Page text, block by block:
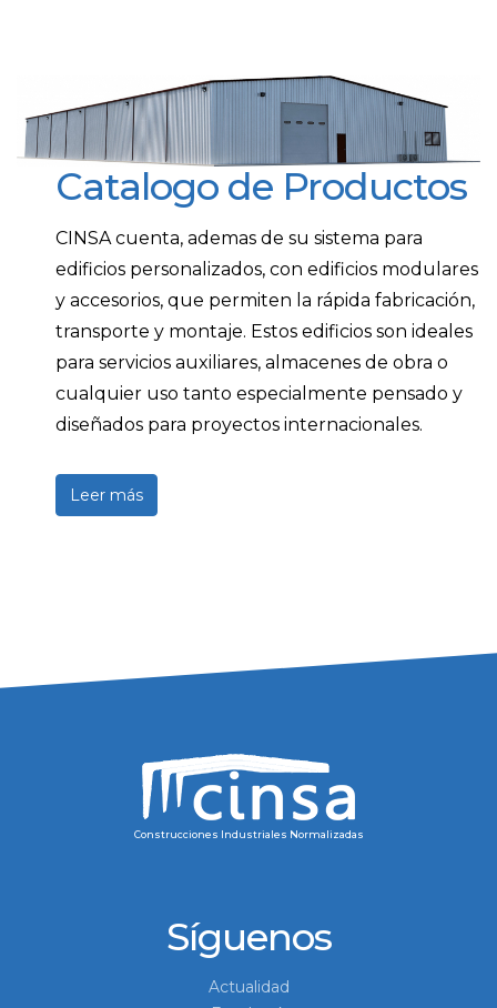
Catalogo de Productos
CINSA cuenta, ademas de su sistema para
edificios personalizados, con edificios modulares
y accesorios, que permiten la rápida fabricación,
transporte y montaje. Estos edificios son ideales
para servicios auxiliares, almacenes de obra o
cualquier uso tanto especialmente pensado y
diseñados para proyectos internacionales.
Leer más
Construcciones Industriales Normalizadas
Síguenos
Actualidad